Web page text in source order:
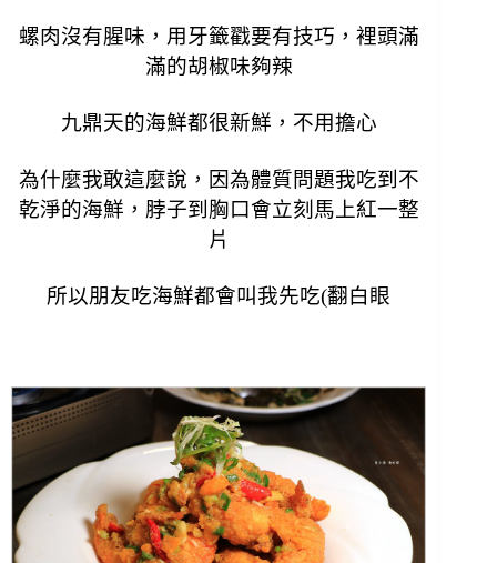
螺肉沒有腥味，用牙籤戳要有技巧，裡頭滿
滿的胡椒味夠辣
九鼎天的海鮮都很新鮮，不用擔心
為什麼我敢這麼說，因為體質問題我吃到不
乾淨的海鮮，脖子到胸口會立刻馬上紅一整
片
所以朋友吃海鮮都會叫我先吃(翻白眼